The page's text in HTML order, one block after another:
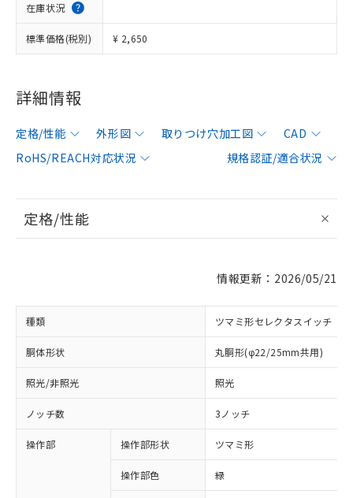
在庫状況
標準価格(税別) ¥ 2,650
詳細情報
定格/性能 外形図 取りつけ穴加工図
CAD
RoHS/REACH対応状況
規格認証/適合状況
定格/性能
情報更新：2026/05/21
種類 ツマミ形セレクタスイッチ
胴体形状 丸胴形(φ22/25mm共用)
照光/非照光 照光
ノッチ数 3ノッチ
操作部 操作部形状 ツマミ形
操作部色 緑